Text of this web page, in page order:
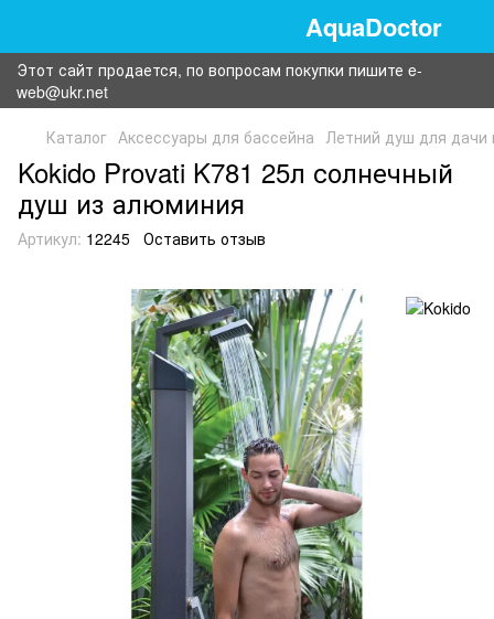
AquaDoctor
Этот сайт продается, по вопросам покупки пишите e-
web@ukr.net
Каталог Аксессуары для бассейна Летний душ для дачи
Kokido Provati K781 25л солнечный
душ из алюминия
Артикул: 12245 Оставить отзыв